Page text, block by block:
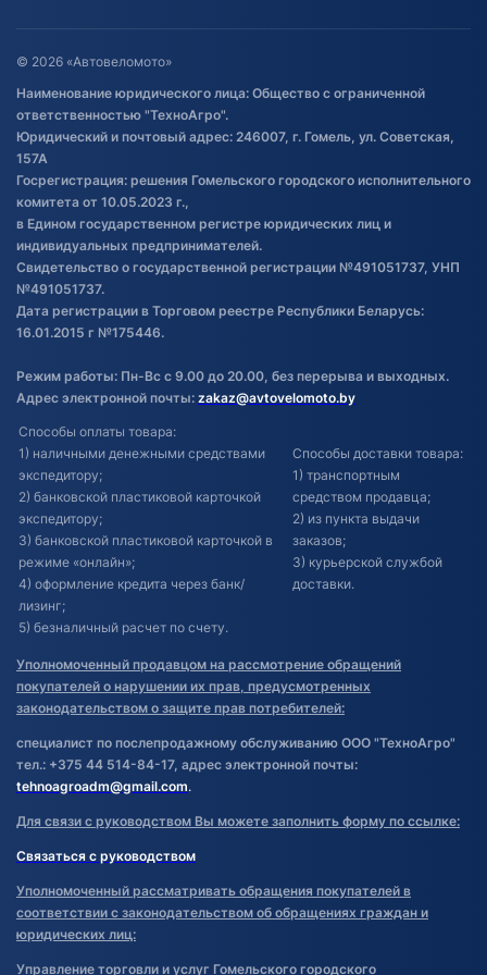
Оставить отзыв
Договор публичной оферты
Обработка файлов cookie
Постановка транспорта на учет
Обновления в ЭПТС 2024
© 2026 «Автовеломото»
Наименование юридического лица: Общество с ограниченной
ответственностью "ТехноАгро".
Юридический и почтовый адрес: 246007, г. Гомель, ул. Советская,
157А
Госрегистрация: решения Гомельского городского исполнительного
комитета от 10.05.2023 г.,
в Едином государственном регистре юридических лиц и
индивидуальных предпринимателей.
Свидетельство о государственной регистрации №491051737, УНП
№491051737.
Дата регистрации в Торговом реестре Республики Беларусь:
16.01.2015 г №175446.
Режим работы: Пн-Вс с 9.00 до 20.00, без перерыва и выходных.
Адрес электронной почты: zakaz@avtovelomoto.by
Способы оплаты товара:
1) наличными денежными средствами
экспедитору;
2) банковской пластиковой карточкой
экспедитору;
3) банковской пластиковой карточкой в
режиме «онлайн»;
4) оформление кредита через банк/
лизинг;
5) безналичный расчет по счету.
Способы доставки товара:
1) транспортным
средством продавца;
2) из пункта выдачи
заказов;
3) курьерской службой
доставки.
Уполномоченный продавцом на рассмотрение обращений
покупателей о нарушении их прав, предусмотренных
законодательством о защите прав потребителей:
специалист по послепродажному обслуживанию ООО "ТехноАгро"
тел.: +375 44 514-84-17, адрес электронной почты:
tehnoagroadm@gmail.com.
Для связи с руководством Вы можете заполнить форму по ссылке:
Связаться с руководством
Уполномоченный рассматривать обращения покупателей в
соответствии с законодательством об обращениях граждан и
юридических лиц:
Управление торговли и услуг Гомельского городского